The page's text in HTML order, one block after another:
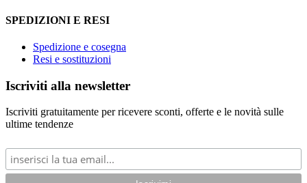
SPEDIZIONI E RESI
Spedizione e cosegna
Resi e sostituzioni
Iscriviti alla newsletter
Iscriviti gratuitamente per ricevere sconti, offerte e le novità sulle
ultime tendenze